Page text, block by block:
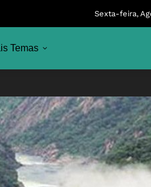
Sexta-feira,
Temas